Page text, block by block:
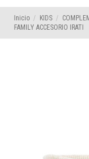
Inicio KIDS
FAMILY ACCESORIO IRATI